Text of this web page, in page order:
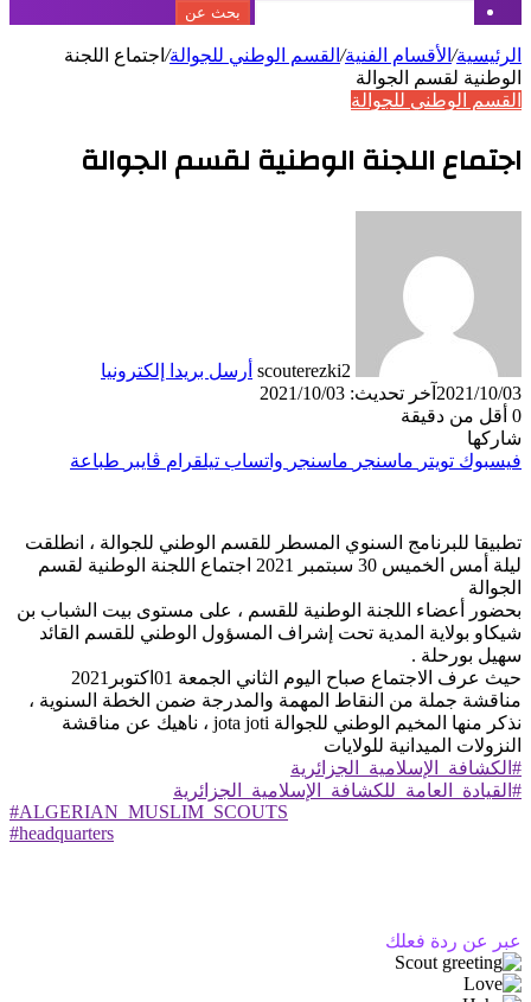
بحث عن
الرئيسية/ الأقسام الفنية/ القسم الوطني للجوالة/ اجتماع اللجنة
الوطنية لقسم الجوالة
القسم الوطني للجوالة
اجتماع اللجنة الوطنية لقسم الجوالة
scouterezki2 أرسل بريدا إلكترونيا
2021/10/03 آخر تحديث: 2021/10/03
0 أقل من دقيقة
شاركها
فيسبوك تويتر ماسنجر ماسنجر واتساب تيلقرام ڤايبر طباعة
تطبيقا للبرنامج السنوي المسطر للقسم الوطني للجوالة ، انطلقت
ليلة أمس الخميس 30 سبتمبر 2021 اجتماع اللجنة الوطنية لقسم
الجوالة
بحضور أعضاء اللجنة الوطنية للقسم ، على مستوى بيت الشباب بن
شيكاو بولاية المدية تحت إشراف المسؤول الوطني للقسم القائد
سهيل بورحلة .
حيث عرف الاجتماع صباح اليوم الثاني الجمعة 01اكتوبر2021
مناقشة جملة من النقاط المهمة والمدرجة ضمن الخطة السنوية ،
نذكر منها المخيم الوطني للجوالة jota joti ، ناهيك عن مناقشة
النزولات الميدانية للولايات
#الكشافة_الإسلامية_الجزائرية
#القيادة_العامة_للكشافة_الإسلامية_الجزائرية
#ALGERIAN_MUSLIM_SCOUTS
#headquarters
عبر عن ردة فعلك